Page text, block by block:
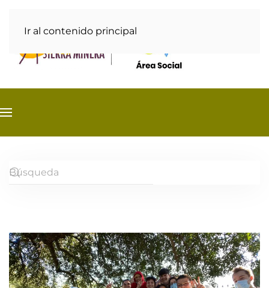
Ir al contenido principal